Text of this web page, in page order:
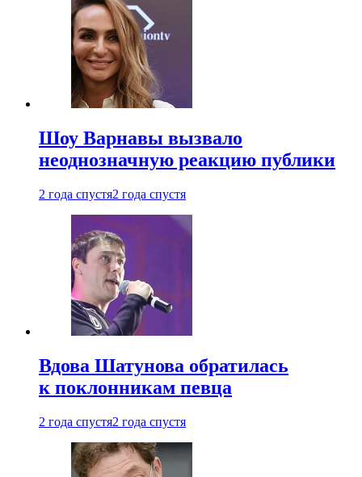
Шоу Варнавы вызвало
неоднозначную реакцию публики
2 года спустя2 года спустя
Вдова Шатунова обратилась
к поклонникам певца
2 года спустя2 года спустя